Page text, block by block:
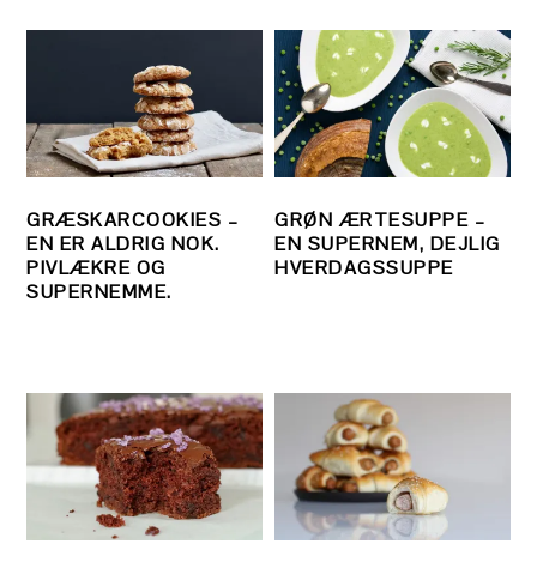
GRÆSKARCOOKIES –
EN ER ALDRIG NOK.
PIVLÆKRE OG
SUPERNEMME.
GRØN ÆRTESUPPE –
EN SUPERNEM, DEJLIG
HVERDAGSSUPPE